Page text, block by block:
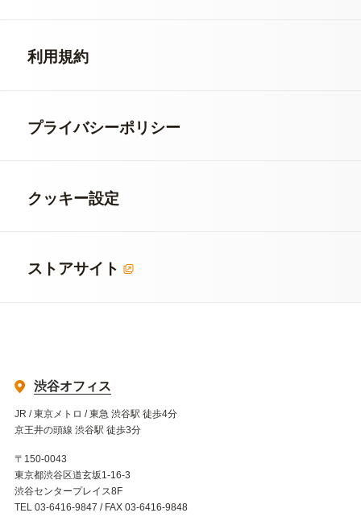
利用規約
プライバシーポリシー
クッキー設定
ストアサイト
渋谷オフィス
JR / 東京メトロ / 東急 渋谷駅 徒歩4分
京王井の頭線 渋谷駅 徒歩3分
〒150-0043
東京都渋谷区道玄坂1-16-3
渋谷センタープレイス8F
TEL 03-6416-9847 / FAX 03-6416-9848